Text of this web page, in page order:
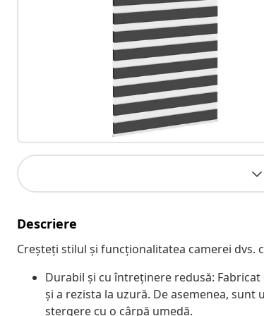
Descriere
Creșteți stilul și funcționalitatea camerei dvs.
Durabil și cu întreținere redusă:
și a rezista la uzură. De asemenea,
ștergere cu o cârpă umedă.